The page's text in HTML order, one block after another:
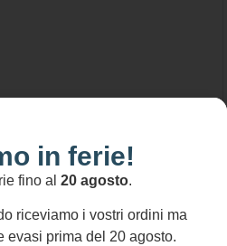
base in chiacchierino
e bianche
in ferie!
fino al 20 agosto.
riceviamo i vostri ordini ma
evasi prima del 20 agosto.